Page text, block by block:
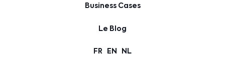
Business Cases
Le Blog
FR EN NL